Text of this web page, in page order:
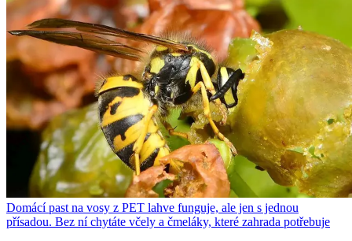
Domácí past na vosy z PET lahve funguje, ale jen s jednou
přísadou. Bez ní chytáte včely a čmeláky, které zahrada potřebuje